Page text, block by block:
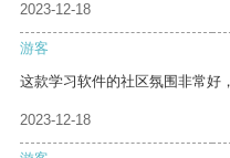
2023-12-18
游客
这款学习软件的社区氛围非常好
2023-12-18